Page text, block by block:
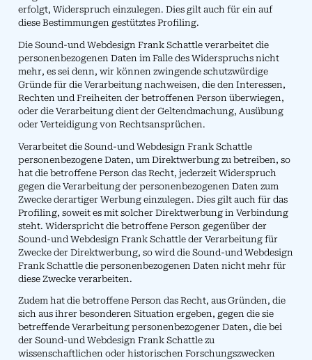
erfolgt, Widerspruch einzulegen. Dies gilt auch für ein auf
diese Bestimmungen gestütztes Profiling.
Die Sound-und Webdesign Frank Schattle verarbeitet die
personenbezogenen Daten im Falle des Widerspruchs nicht
mehr, es sei denn, wir können zwingende schutzwürdige
Gründe für die Verarbeitung nachweisen, die den Interessen,
Rechten und Freiheiten der betroffenen Person überwiegen,
oder die Verarbeitung dient der Geltendmachung, Ausübung
oder Verteidigung von Rechtsansprüchen.
Verarbeitet die Sound-und Webdesign Frank Schattle
personenbezogene Daten, um Direktwerbung zu betreiben, so
hat die betroffene Person das Recht, jederzeit Widerspruch
gegen die Verarbeitung der personenbezogenen Daten zum
Zwecke derartiger Werbung einzulegen. Dies gilt auch für das
Profiling, soweit es mit solcher Direktwerbung in Verbindung
steht. Widerspricht die betroffene Person gegenüber der
Sound-und Webdesign Frank Schattle der Verarbeitung für
Zwecke der Direktwerbung, so wird die Sound-und Webdesign
Frank Schattle die personenbezogenen Daten nicht mehr für
diese Zwecke verarbeiten.
Zudem hat die betroffene Person das Recht, aus Gründen, die
sich aus ihrer besonderen Situation ergeben, gegen die sie
betreffende Verarbeitung personenbezogener Daten, die bei
der Sound-und Webdesign Frank Schattle zu
wissenschaftlichen oder historischen Forschungszwecken